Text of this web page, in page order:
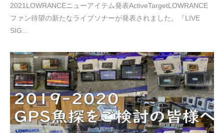
2021LOWRANCEニューアイテム発表ActiveTargetLOWRANCE
ファン待望の新たなライブソナーが発表されました。『LIVE
SIG…